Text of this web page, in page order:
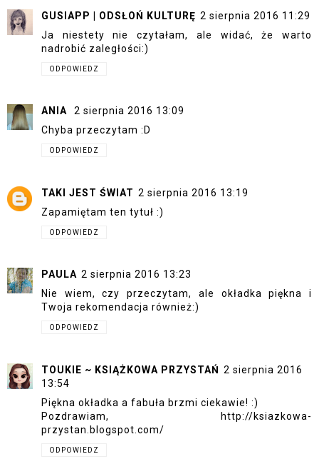
GUSIAPP | ODSŁOŃ KULTURĘ 2 sierpnia 2016 11:29
Ja niestety nie czytałam, ale widać, że warto
nadrobić zaległości:)
ODPOWIEDZ
ANIA
2 sierpnia 2016 13:09
Chyba przeczytam :D
ODPOWIEDZ
TAKI JEST ŚWIAT 2 sierpnia 2016 13:19
Zapamiętam ten tytuł :)
ODPOWIEDZ
PAULA 2 sierpnia 2016 13:23
Nie wiem, czy przeczytam, ale okładka piękna i
Twoja rekomendacja również:)
ODPOWIEDZ
TOUKIE ~ KSIĄŻKOWA PRZYSTAŃ 2 sierpnia 2016
13:54
Piękna okładka a fabuła brzmi ciekawie! :)
Pozdrawiam, http://ksiazkowa-
przystan.blogspot.com/
ODPOWIEDZ